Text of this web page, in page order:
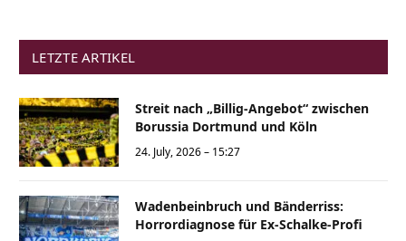
LETZTE ARTIKEL
Streit nach „Billig-Angebot“ zwischen
Borussia Dortmund und Köln
24. July, 2026 – 15:27
Wadenbeinbruch und Bänderriss:
Horrordiagnose für Ex-Schalke-Profi